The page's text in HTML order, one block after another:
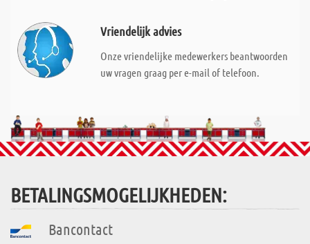
Vriendelijk advies
Onze vriendelijke medewerkers beantwoorden
uw vragen graag per e-mail of telefoon.
BETALINGSMOGELIJKHEDEN:
Bancontact